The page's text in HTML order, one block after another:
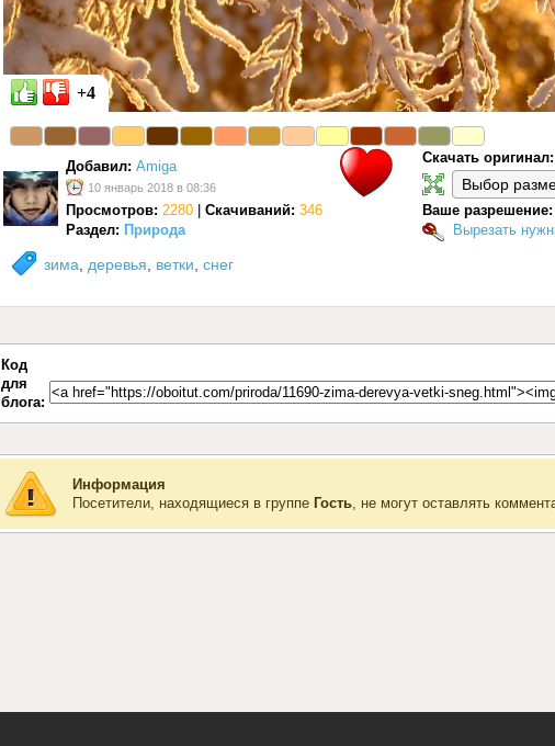
зима деревья ветки снег
Добавил: Amiga
10 январь 2018 в 08:36
Просмотров: 2280 Скачиваний: 346
+4
Скачать оригинал:
Ваше разрешение:
Вырезать
Раздел: Природа
Код
для
блога:
Информация
Посетители, находящиеся в группе Гость, не могут оставлять